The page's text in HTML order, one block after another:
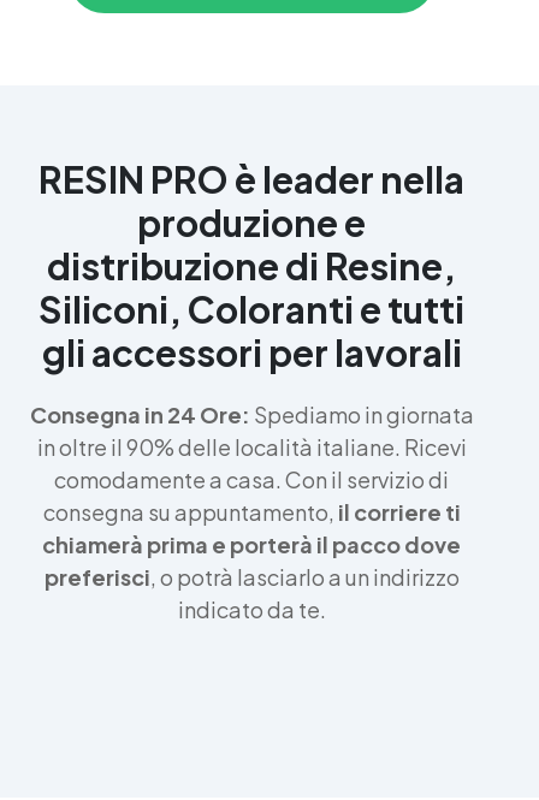
RESIN PRO è leader nella
produzione e
distribuzione di Resine,
Siliconi, Coloranti e tutti
gli accessori per lavorali
Consegna in 24 Ore: Spediamo in giornata
in oltre il 90% delle località italiane. Ricevi
comodamente a casa. Con il servizio di
consegna su appuntamento, il corriere ti
chiamerà prima e porterà il pacco dove
preferisci, o potrà lasciarlo a un indirizzo
indicato da te.